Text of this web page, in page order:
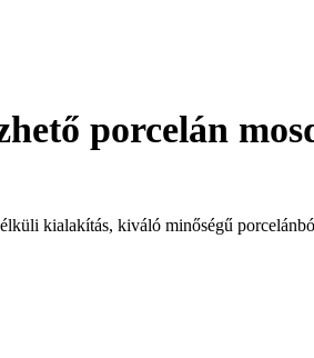
porcelán
kialakítás, kiváló minőségű